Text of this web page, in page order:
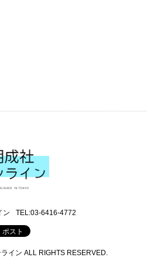
ン TEL:03-6416-4772
イン ALL RIGHTS RESERVED.